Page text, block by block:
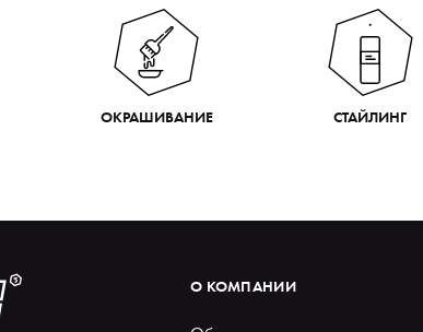
ОКРАШИВАНИЕ СТАЙЛИНГ
О КОМПАНИИ